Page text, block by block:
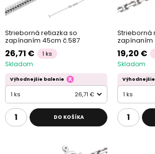
Strieborná retiazka so
zapínaním 45cm č.587
26,71 € 1 ks
Skladom
Výhodnejšie balenie
1 ks 26,71 €
DO KOŠÍKA
Strieborná
zapínaním
19,20 €
Skladom
1 ks